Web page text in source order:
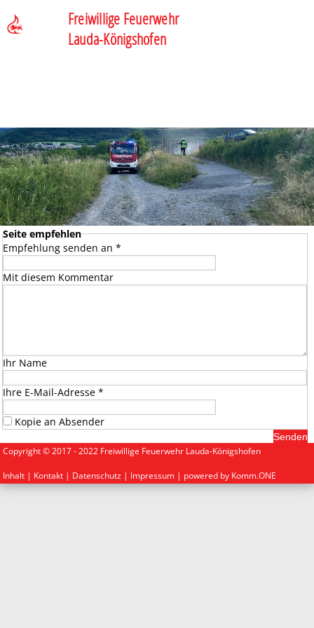
Freiwillige Feuerwehr
Lauda-Königshofen
Seite empfehlen
Empfehlung senden an *
Mit diesem Kommentar
Ihr Name
Ihre E-Mail-Adresse *
Kopie an Absender
Copyright © 2017 - 2022 Freiwillige Feuerwehr Lauda-Königshofen
Inhalt | Kontakt | Datenschutz | Impressum | powered by Komm.ONE